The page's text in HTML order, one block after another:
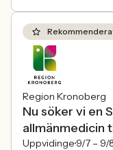
Region Kronoberg
Nu söker vi en
allmänmedicin
Uppvidinge 9/7 – 9/